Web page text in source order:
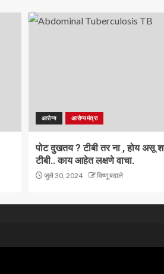
आरोग्य आरोग्यमंत्रा
पोट दुखतय ? टीबी तर ना , होय असू
टीबी.. काय आहेत लक्षणे वाचा.
जुलै 30, 2024 विष्णू बदाले